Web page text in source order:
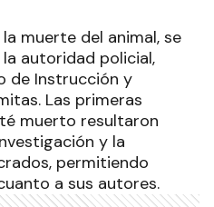
muerte del animal, se
autoridad policial,
de Instrucción y
Las primeras
muerto resultaron
y la
permitiendo
a sus autores.